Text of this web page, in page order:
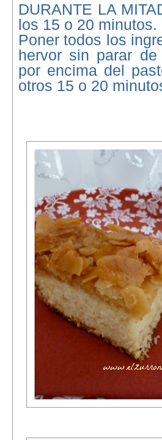
DURANTE LA
los 15 o 20 minutos.
Poner todos los
hervor sin parar
por encima del
otros 15 o 20